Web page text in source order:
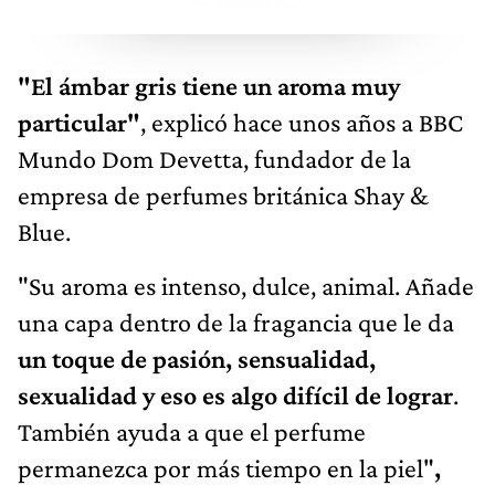
"El ámbar gris tiene un aroma muy
particular", explicó hace unos años a BBC
Mundo Dom Devetta, fundador de la
empresa de perfumes británica Shay &
Blue.
"Su aroma es intenso, dulce, animal. Añade
una capa dentro de la fragancia que le da
un toque de pasión, sensualidad,
sexualidad y eso es algo difícil de lograr.
También ayuda a que el perfume
permanezca por más tiempo en la piel",